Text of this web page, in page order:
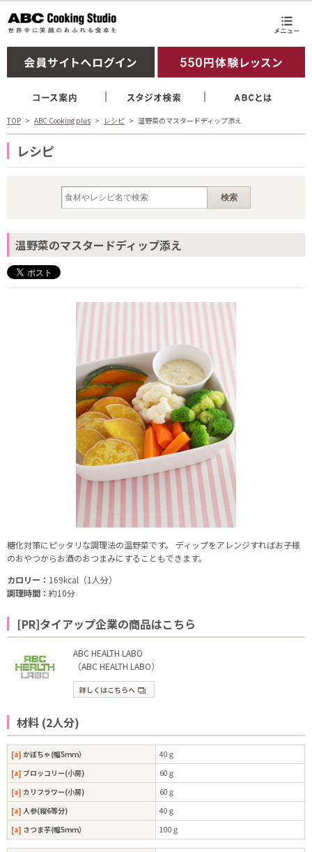
TOP ABC Cooking plus レシピ 温野菜のマスタードディップ添え
レシピ
温野菜のマスタードディップ添え
糖化対策にピッタリな調理法の温野菜です。 ディップをアレンジすればお子様
のおやつからお酒のおつまみにすることもできます。
カロリー： 169kcal（1人分）
調理時間： 約10分
[PR]タイアップ企業の商品はこちら
ABC HEALTH LABO
（ABC HEALTH LABO）
詳しくはこちらへ
材料 (2人分)
[a] かぼちゃ(幅5ｍｍ）
40ｇ
[a] ブロッコリー(小房)
60ｇ
[a] カリフラワー(小房)
60ｇ
[a] 人参(縦6等分)
40ｇ
[a] さつま芋(幅5ｍｍ） 100ｇ